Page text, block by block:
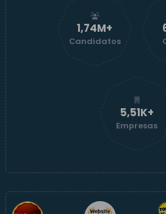
1,74M+
Candidatos
5,52K+
Empresas